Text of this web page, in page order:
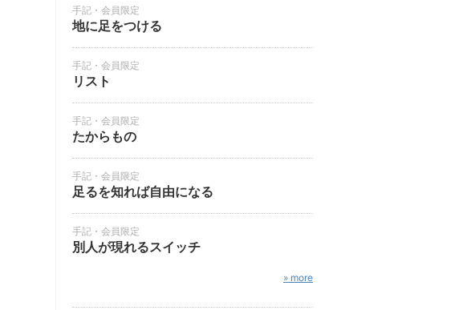
手記・会員限定
地に足をつける
手記・会員限定
リスト
手記・会員限定
たからもの
手記・会員限定
足るを知れば自由になる
手記・会員限定
別人が現れるスイッチ
» more